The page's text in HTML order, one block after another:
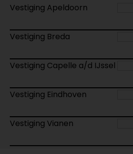
Vestiging Apeldoorn
Vestiging Breda
Vestiging Capelle a/d IJssel
Vestiging Eindhoven
Vestiging Vianen